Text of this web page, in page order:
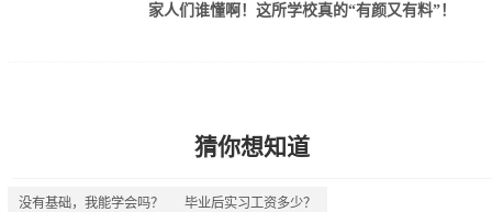
家人们谁懂啊！这所学校真的“有颜又有料”！
猜你想知道
没有基础，我能学会吗？ 毕业后实习工资多少？